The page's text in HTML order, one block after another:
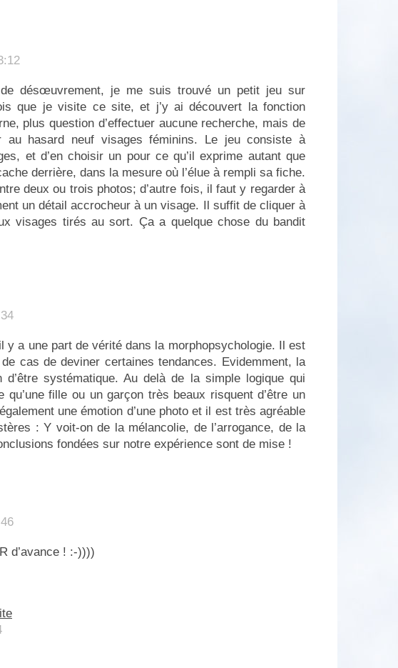
désœuvrement, je me suis trouvé un petit jeu sur
que je visite ce site, et j’y ai découvert la fonction
plus question d’effectuer aucune recherche, mais de
au hasard neuf visages féminins. Le jeu consiste à
et d’en choisir un pour ce qu’il exprime autant que
derrière, dans la mesure où l’élue à rempli sa fiche.
deux ou trois photos; d’autre fois, il faut y regarder à
un détail accrocheur à un visage. Il suffit de cliquer à
visages tirés au sort. Ça a quelque chose du bandit
y a une part de vérité dans la morphopsychologie. Il est
cas de deviner certaines tendances. Evidemment, la
d’être systématique. Au delà de la simple logique qui
fille ou un garçon très beaux risquent d’être un
une émotion d’une photo et il est très agréable
: Y voit-on de la mélancolie, de l’arrogance, de la
fondées sur notre expérience sont de mise !
d’avance ! :-))))